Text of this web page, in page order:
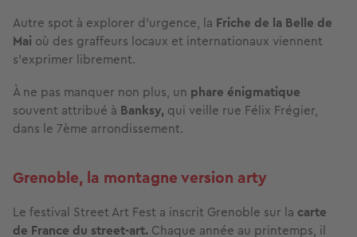
Autre spot à explorer d’urgence, la Friche de la Belle de
Mai où des graffeurs locaux et internationaux viennent
s’exprimer librement.
À ne pas manquer non plus, un phare énigmatique
souvent attribué à Banksy, qui veille rue Félix Frégier,
dans le 7ème arrondissement.
Grenoble, la montagne version arty
Le festival Street Art Fest a inscrit Grenoble sur la carte
de France du street-art. Chaque année au printemps, il